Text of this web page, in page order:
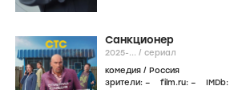
Санкционер
2025-... / сериал
комедия / Россия
зрители: – film.ru: – IMDb: